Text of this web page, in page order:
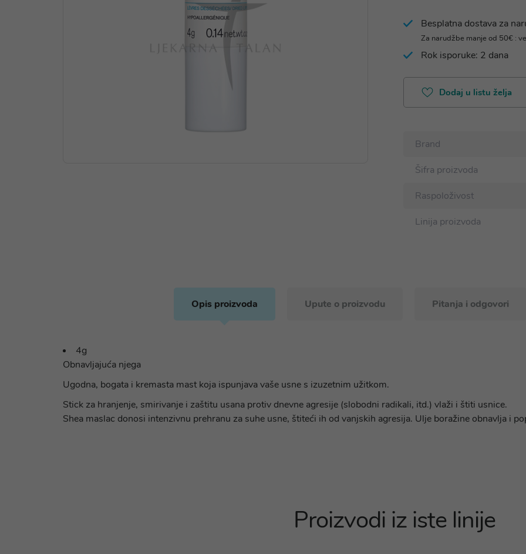
Besplatna dostava za
Za narudžbe manje od 50€ :
Rok isporuke: 2 dana
Dodaj u listu želja
Brand
Šifra proizvoda
Raspoloživost
Linija proizvoda
Opis proizvoda Upute o proizvodu Pitanja i odgovori
4g
Obnavljajuća njega
Ugodna, bogata i kremasta mast koja ispunjava vaše usne s izuzetnim užitkom.
Stick za hranjenje, smirivanje i zaštitu usana protiv dnevne agresije (slobodni radikali, itd.) vlaži i štiti usnice.
Shea maslac donosi intenzivnu prehranu za suhe usne, štiteći ih od vanjskih agresija. Ulje boražine obnavlja i
Proizvodi iz iste linije